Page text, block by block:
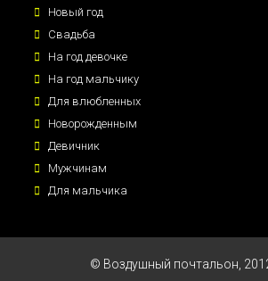
Новый год
Свадьба
На год девочке
На год мальчику
Для влюбленных
Новорожденным
Девичник
Мужчинам
Для мальчика
© Воздушный почтальон,